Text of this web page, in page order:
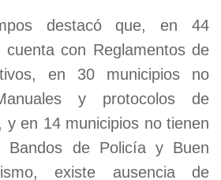
destacó que, en 44
cuenta con Reglamentos de
en 30 municipios no
y protocolos de
y en 14 municipios no tienen
Bandos de Policía y Buen
existe ausencia de